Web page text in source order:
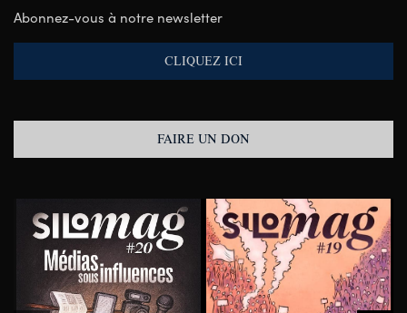
Abonnez-vous à notre newsletter
CLIQUEZ ICI
FAIRE UN DON